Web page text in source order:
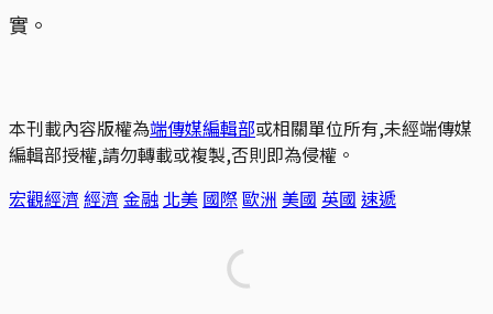
實。
本刊載內容版權為端傳媒編輯部或相關單位所有,未經端傳媒
編輯部授權,請勿轉載或複製,否則即為侵權。
宏觀經濟 經濟 金融 北美 國際 歐洲 美國 英國 速遞